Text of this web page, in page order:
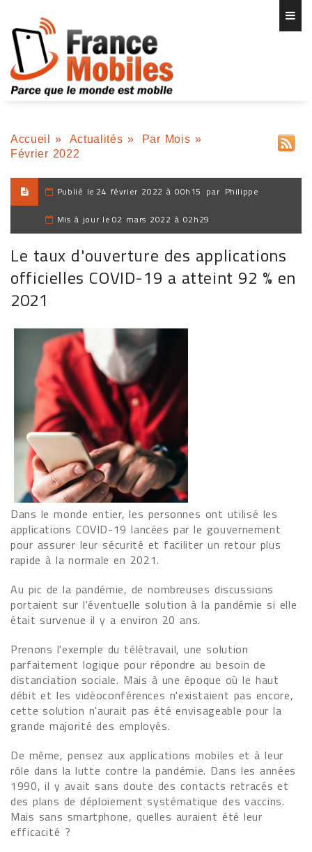
Accueil » Actualités » Par Mois »
Février 2022
Publié le 24 février 2022 à 00h15 par Philippe
Mis à jour le 02 mars 2022 à 02h29
Le taux d'ouverture des applications
officielles COVID-19 a atteint 92 % en
2021
Dans le monde entier, les personnes ont utilisé les
applications COVID-19 lancées par le gouvernement
pour assurer leur sécurité et faciliter un retour plus
rapide à la normale en 2021.
Au pic de la pandémie, de nombreuses discussions
portaient sur l'éventuelle solution à la pandémie si elle
était survenue il y a environ 20 ans.
Prenons l'exemple du télétravail, une solution
parfaitement logique pour répondre au besoin de
distanciation sociale. Mais à une époque où le haut
débit et les vidéoconférences n'existaient pas encore,
cette solution n'aurait pas été envisageable pour la
grande majorité des employés.
De même, pensez aux applications mobiles et à leur
rôle dans la lutte contre la pandémie. Dans les années
1990, il y avait sans doute des contacts retracés et
des plans de déploiement systématique des vaccins.
Mais sans smartphone, quelles auraient été leur
efficacité ?